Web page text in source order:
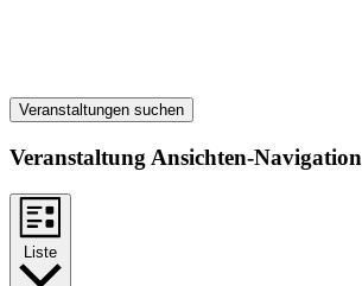
Veranstaltungen suchen
Veranstaltung Ansichten-Navigation
Liste